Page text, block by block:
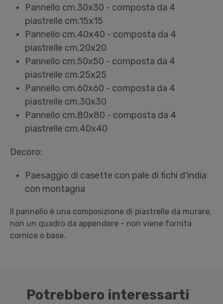
Pannello cm.30x30 - composta da 4
piastrelle cm.15x15
Pannello cm.40x40 - composta da 4
piastrelle cm.20x20
Pannello cm.50x50 - composta da 4
piastrelle cm.25x25
Pannello cm.60x60 - composta da 4
piastrelle cm.30x30
Pannello cm.80x80 - composta da 4
piastrelle cm.40x40
Decoro:
Paesaggio di casette con pale di fichi d'india
con montagna
Il pannello è una composizione di piastrelle da murare,
non un quadro da appendere - non viene fornita
cornice o base.
Potrebbero interessarti